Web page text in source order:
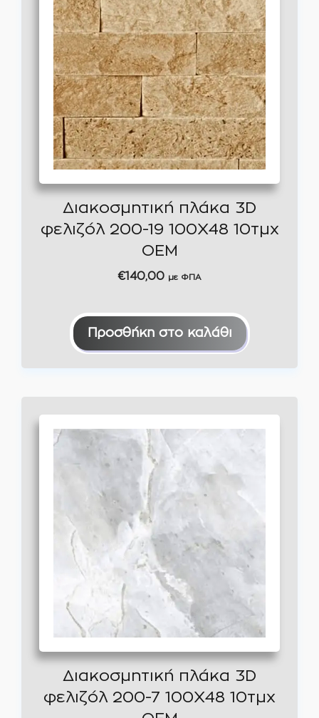
Διακοσμητική πλάκα 3D
φελιζόλ 200-19 100Χ48 10τμχ
OEM
€140,00 με ΦΠΑ
Προσθήκη στο καλάθι
Διακοσμητική πλάκα 3D
φελιζόλ 200-7 100Χ48 10τμχ